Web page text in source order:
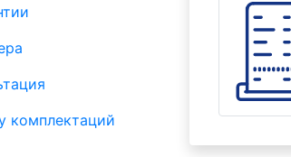
комплектаций